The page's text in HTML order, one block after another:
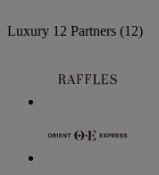
Luxury 12 Partners (12)